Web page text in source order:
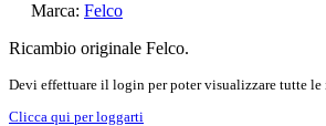
Marca: Felco
Ricambio originale Felco.
Devi effettuare il login per poter visualizzare tutte
Clicca qui per loggarti